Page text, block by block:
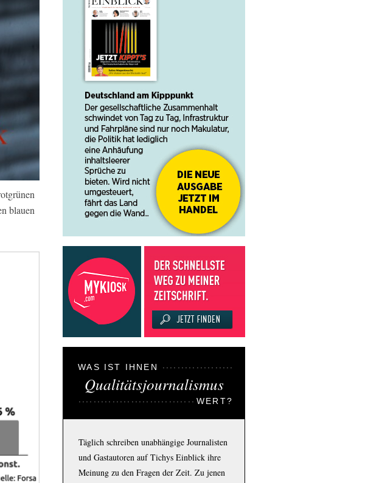
blauen
WAS IST IHNEN
Qualitätsjournalismus
WERT?
Täglich schreiben unabhängige Journalisten
und Gastautoren auf Tichys Einblick ihre
Meinung zu den Fragen der Zeit. Zu jenen